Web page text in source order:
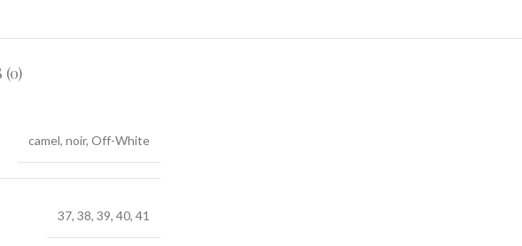
(0)
camel, noir, Off-White
37, 38, 39, 40, 41